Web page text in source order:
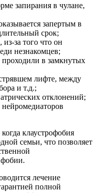
запирания в чулане,
запертым в
срок;
за того что он
незнакомцев;
проходили в замкнутых
лифте, между
и т.д.;
отклонений;
клаустрофобия
семьи, что позволяет
лечение
полной